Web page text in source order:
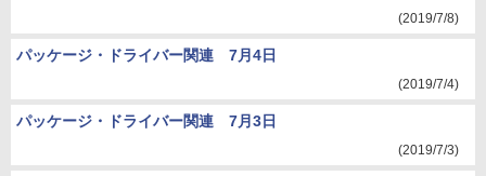
(2019/7/8)
パッケージ・ドライバー関連 7月4日
(2019/7/4)
パッケージ・ドライバー関連 7月3日
(2019/7/3)